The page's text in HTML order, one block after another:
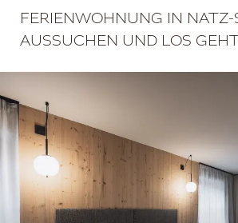
Restaurant ban Kessler
Wohnen und Preise
Für Familien
Ein Ort zum Wohlfühlen
Preise Chalets
FERIENWOHNUNG IN NATZ-
AUSSUCHEN UND LOS